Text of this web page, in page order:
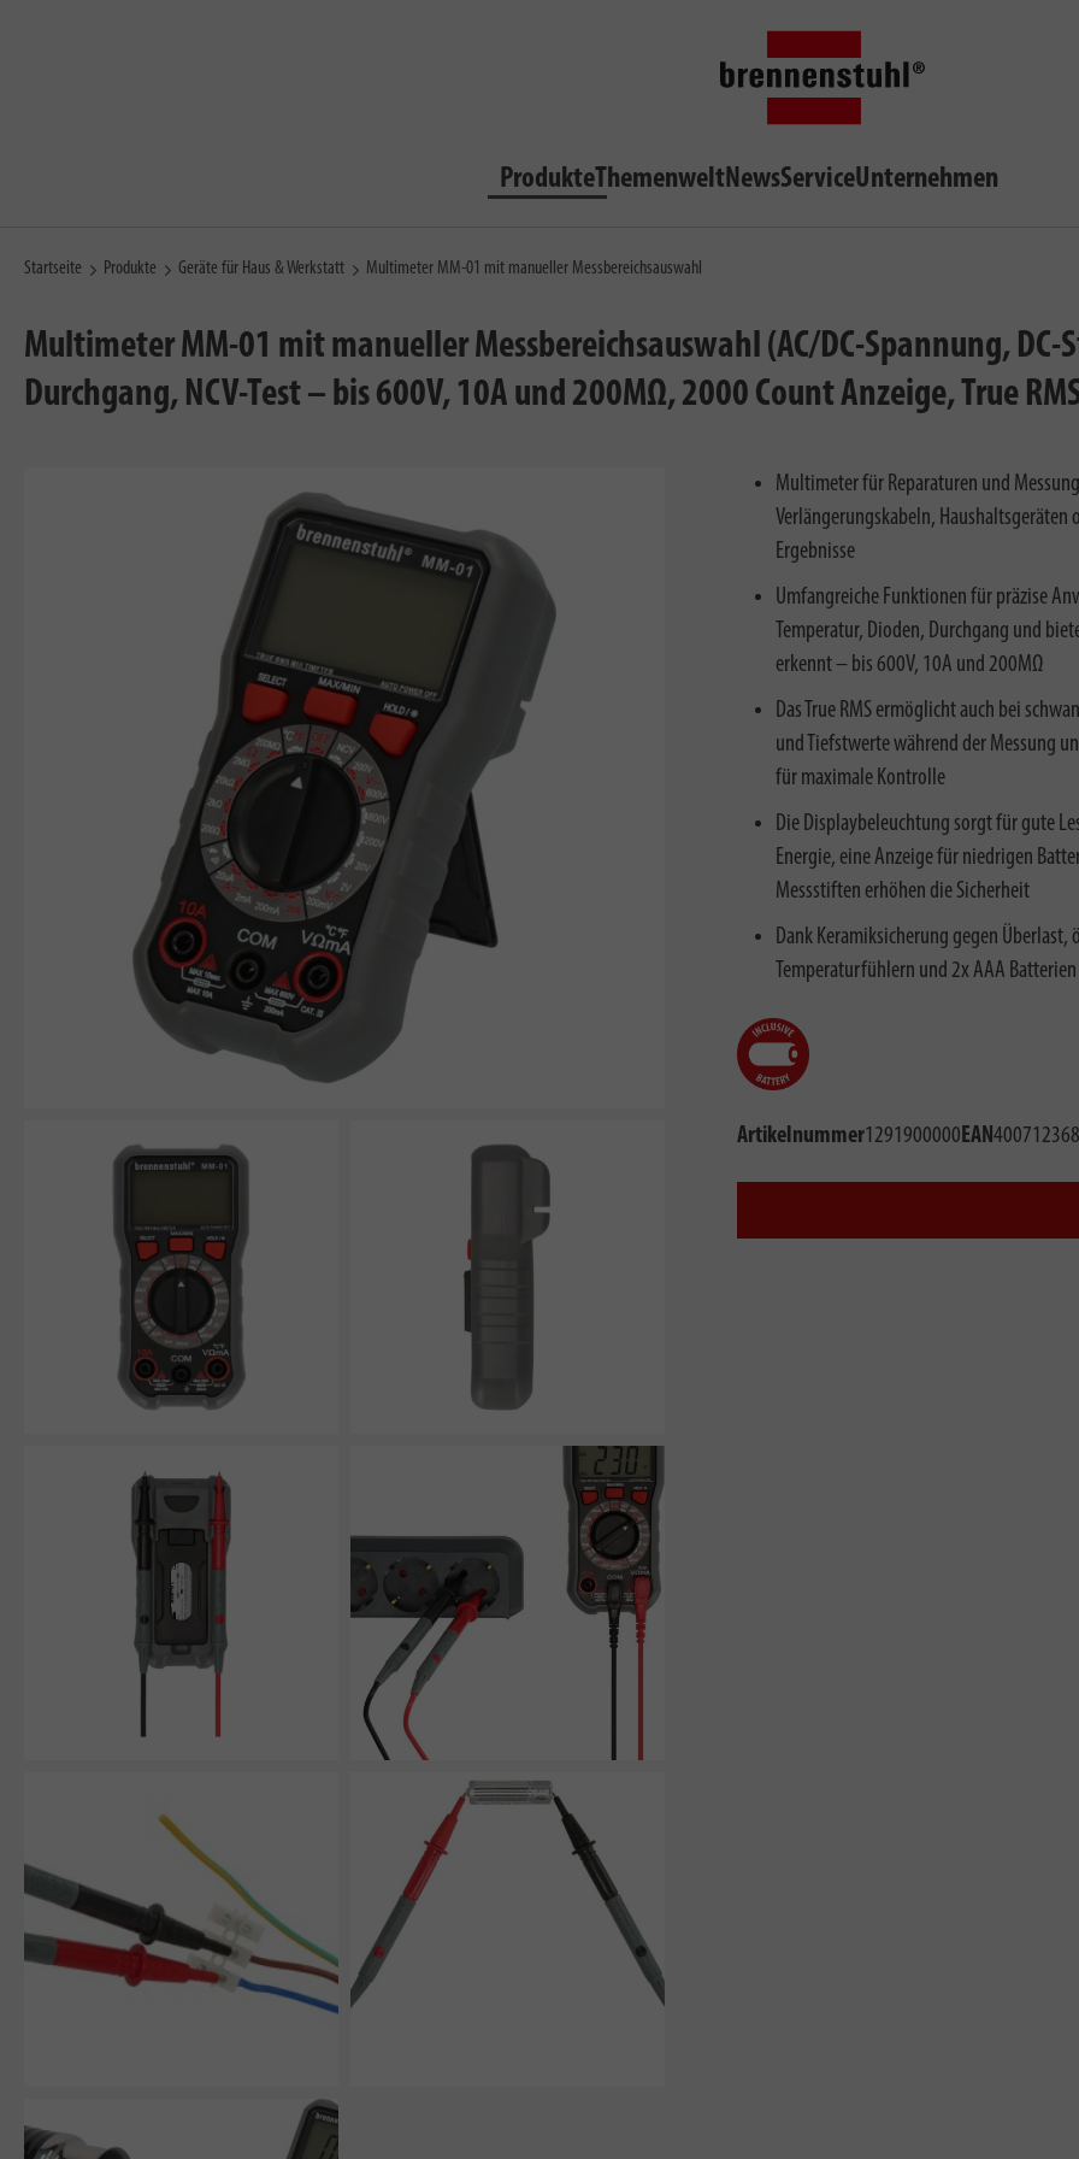
ProdukteThemenweltNewsServiceUnternehmen
Startseite Produkte Geräte für Haus & Werkstatt Multimeter MM-01 mit manueller Messbereichsauswahl
Multimeter MM-01 mit manueller Messbereichsauswahl (AC/DC-Spannung,
Durchgang, NCV-Test – bis 600V, 10A und 200MΩ, 2000 Count Anzeige, True
Multimeter für Reparaturen und
Verlängerungskabeln,
Ergebnisse
Umfangreiche Funktionen für präzise
Temperatur, Dioden, Durchgang und
erkennt – bis 600V, 10A und 200MΩ
Das True RMS ermöglicht auch bei
und Tiefstwerte während der Messung
für maximale Kontrolle
Die Displaybeleuchtung sorgt für gute
Energie, eine Anzeige für niedrigen
Messstiften erhöhen die Sicherheit
Dank Keramiksicherung gegen
Temperaturfühlern und 2x AAA
Artikelnummer1291900000EAN